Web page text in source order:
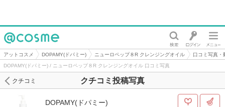
@cosme
アットコスメ DOPAMY(ドパミー) ニューロペップ８R クレンジングオイル
口コミ写真・
DOPAMY(ドパミー) / ニューロペップ８R クレンジングオイル 口コミ写真
クチコミ投稿写真
クチコミ
DOPAMY(ドパミー)